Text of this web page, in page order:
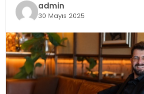
admin
30 Mayıs 2025